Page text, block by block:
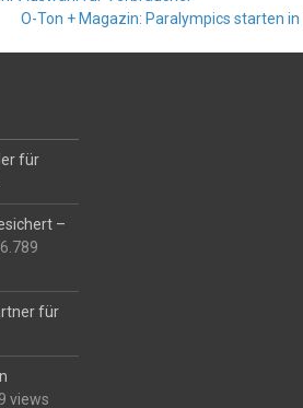
O-Ton + Magazin: Paralympics starten
für
–
für
views